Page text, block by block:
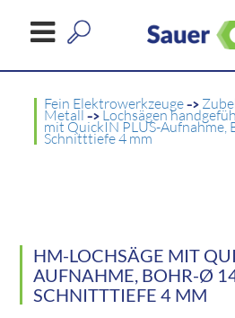
Fein Elektrowerkzeuge->
Metall-> Lochsägen
mit QuickIN PLUS-Aufnahme,
Schnitttiefe 4 mm
HM-LOCHSÄGE MIT
AUFNAHME, BOHR-Ø
SCHNITTTIEFE 4 MM